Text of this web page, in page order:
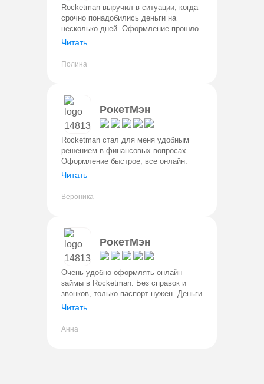
Rocketman выручил в ситуации, когда
срочно понадобились деньги на
несколько дней. Оформление прошло
быстро и без сложностей. Решение по
поступили на карту без задерже
Читать
Полина
РокетМэн
Rocketman стал для меня удобным
решением в финансовых вопросах.
Оформление быстрое, все онлайн.
Деньги переводятна карту в тот же
скрытых комиссий. Для оформления
Читать
Вероника
РокетМэн
Очень удобно оформлять онлайн
займы в Rocketman. Без справок и
звонков, только паспорт нужен. Деньги
переводят сразу. Все прозрачно,
первый раз пользуюсь, проблем ни раз
Читать
Анна